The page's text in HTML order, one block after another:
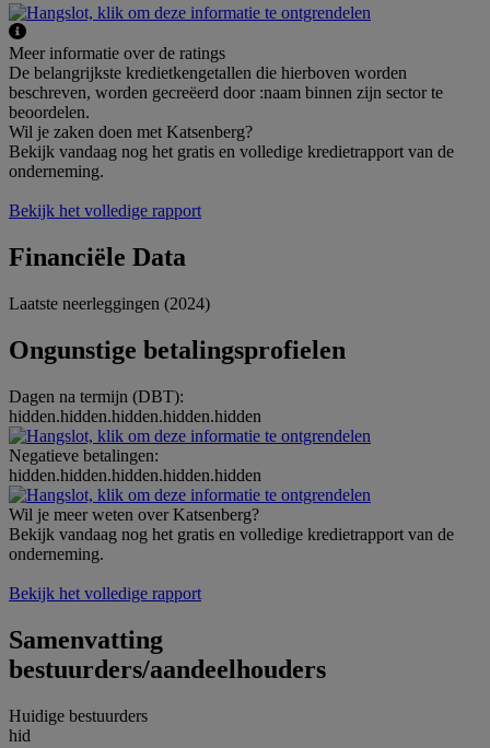
Meer informatie over de ratings
De belangrijkste kredietkengetallen die hierboven worden
beschreven, worden gecreëerd door :naam binnen zijn sector te
beoordelen.
Wil je zaken doen met Katsenberg?
Bekijk vandaag nog het gratis en volledige kredietrapport van de
onderneming.
Bekijk het volledige rapport
Financiële Data
Laatste neerleggingen (2024)
Ongunstige betalingsprofielen
Dagen na termijn (DBT):
hidden.hidden.hidden.hidden.hidden
Negatieve betalingen:
hidden.hidden.hidden.hidden.hidden
Wil je meer weten over Katsenberg?
Bekijk vandaag nog het gratis en volledige kredietrapport van de
onderneming.
Bekijk het volledige rapport
Samenvatting
bestuurders/aandeelhouders
Huidige bestuurders
hid